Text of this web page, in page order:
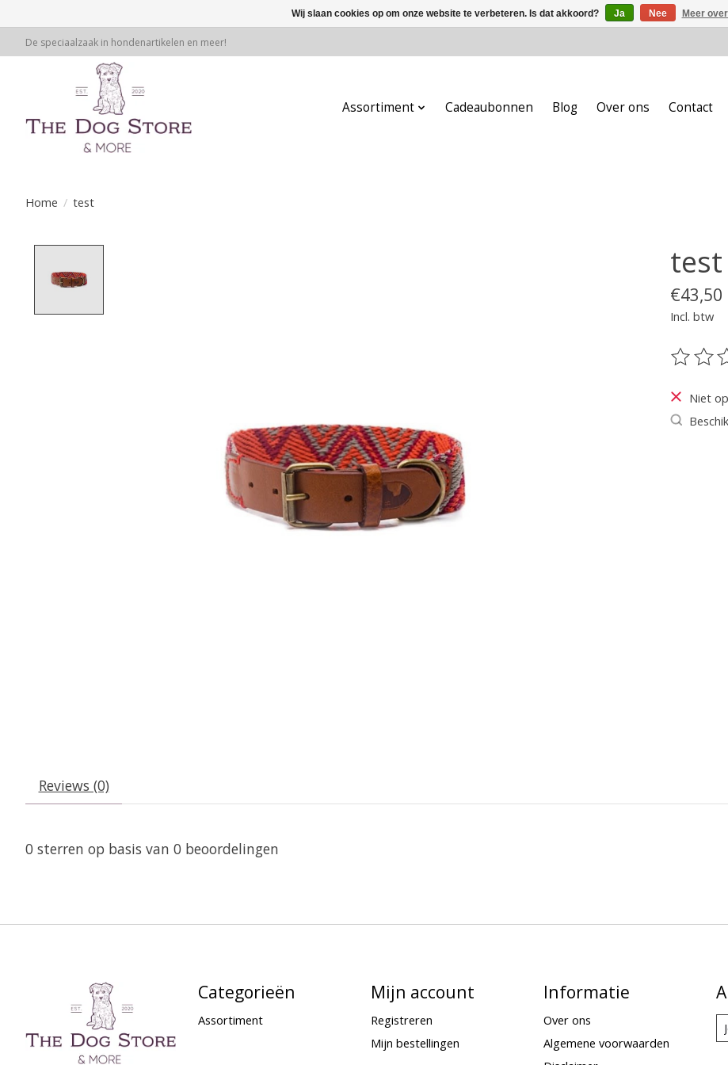
De speciaalzaak in hondenartikelen en meer!
Assortiment Cadeaubonnen Blog Over ons Contact
Home / test
test
€43,50
Incl. btw
De
Niet
Reviews (0)
0 sterren op basis van 0 beoordelingen
Categorieën
Assortiment
Mijn account
Registreren
Mijn bestellingen
Informatie
Over ons
Algemene voorwaarden
Wij slaan cookies op om onze website te verbeteren. Is dat akkoord? Ja Nee Meer